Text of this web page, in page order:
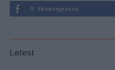
0 Υποστηρικτές
Latest